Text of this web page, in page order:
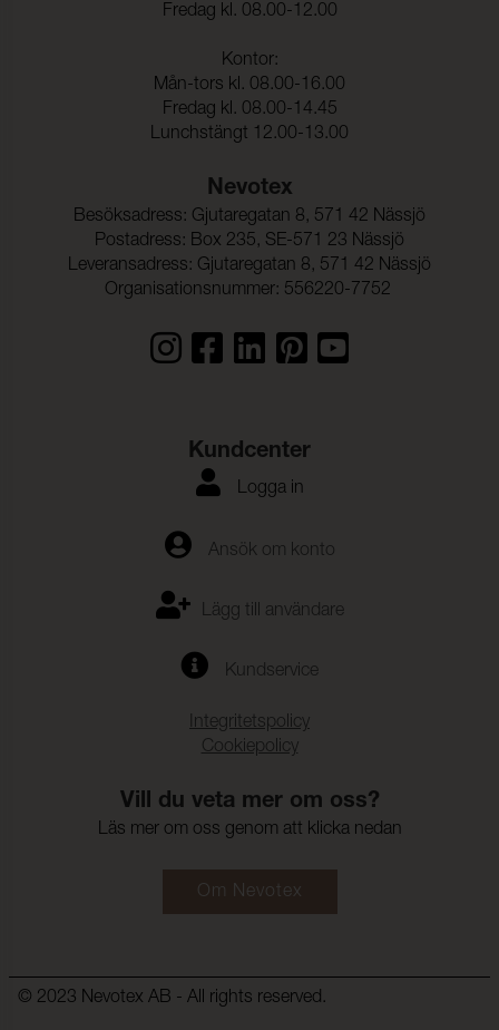
Fredag kl. 08.00-12.00
Kontor:
Mån-tors kl. 08.00-16.00
Fredag kl. 08.00-14.45
Lunchstängt 12.00-13.00
Nevotex
Besöksadress: Gjutaregatan 8, 571 42 Nässjö
Postadress: Box 235, SE-571 23 Nässjö
Leveransadress: Gjutaregatan 8, 571 42 Nässjö
Organisationsnummer: 556220-7752
Kundcenter
Logga in
Ansök om konto
Lägg till användare
Kundservice
Integritetspolicy
Cookiepolicy
Vill du veta mer om oss?
Läs mer om oss genom att klicka nedan
Om Nevotex
© 2023 Nevotex AB - All rights reserved.